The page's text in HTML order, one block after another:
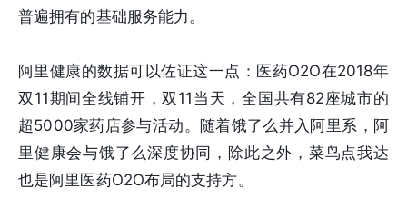
普遍拥有的基础服务能力。
阿里健康的数据可以佐证这一点：医药O2O在2018年
双11期间全线铺开，双11当天，全国共有82座城市的
超5000家药店参与活动。随着饿了么并入阿里系，阿
里健康会与饿了么深度协同，除此之外，菜鸟点我达
也是阿里医药O2O布局的支持方。